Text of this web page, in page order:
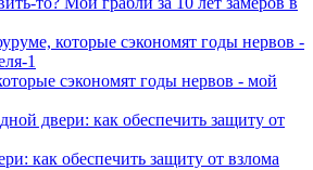
сэкономят годы нервов - мой
как обеспечить защиту от взлома